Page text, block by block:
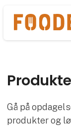
Gå på
produkter og